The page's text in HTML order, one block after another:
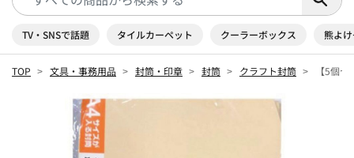
TV・SNSで話題 タイルカーペット クーラーボックス 熊よ
TOP 文具・事務用品 封筒・印章 封筒 クラフト封筒 【5個